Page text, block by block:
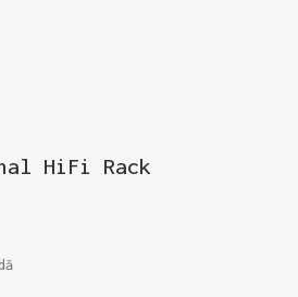
HiFi Rack